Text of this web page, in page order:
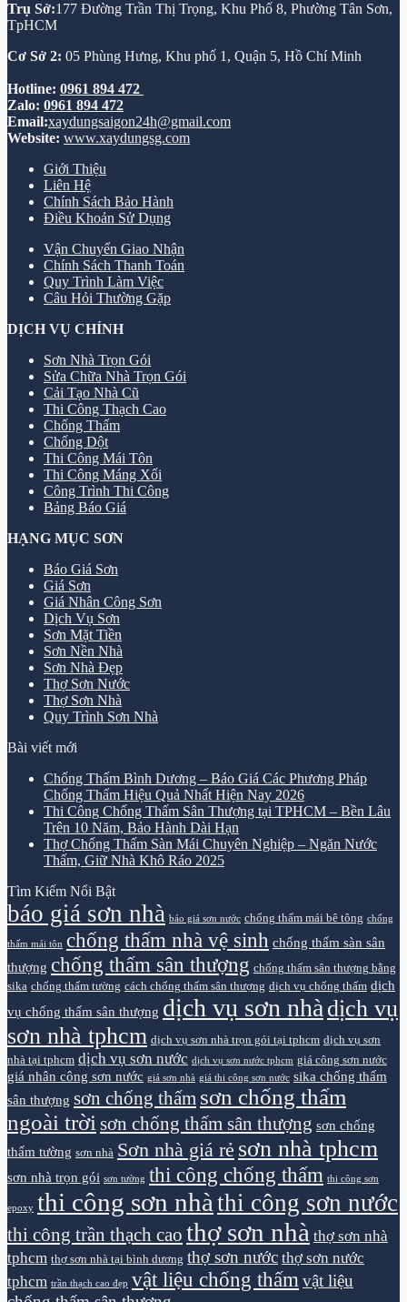
Trụ Sở:177 Đường Trần Thị Trọng, Khu Phố 8, Phường Tân Sơn,
TpHCM
Cơ Sở 2: 05 Phùng Hưng, Khu phố 1, Quận 5, Hồ Chí Minh
Hotline: 0961 894 472
Zalo: 0961 894 472
Email:xaydungsaigon24h@gmail.com
Website: www.xaydungsg.com
Giới Thiệu
Liên Hệ
Chính Sách Bảo Hành
Điều Khoản Sử Dụng
Vận Chuyển Giao Nhận
Chính Sách Thanh Toán
Quy Trình Làm Việc
Câu Hỏi Thường Gặp
DỊCH VỤ CHÍNH
Sơn Nhà Trọn Gói
Sửa Chữa Nhà Trọn Gói
Cải Tạo Nhà Cũ
Thi Công Thạch Cao
Chống Thấm
Chống Dột
Thi Công Mái Tôn
Thi Công Máng Xối
Công Trình Thi Công
Bảng Báo Giá
HẠNG MỤC SƠN
Báo Giá Sơn
Giá Sơn
Giá Nhân Công Sơn
Dịch Vụ Sơn
Sơn Mặt Tiền
Sơn Nền Nhà
Sơn Nhà Đẹp
Thợ Sơn Nước
Thợ Sơn Nhà
Quy Trình Sơn Nhà
Bài viết mới
Chống Thấm Bình Dương – Báo Giá Các Phương Pháp
Chống Thấm Hiệu Quả Nhất Hiện Nay 2026
Thi Công Chống Thấm Sân Thượng tại TPHCM – Bền Lâu
Trên 10 Năm, Bảo Hành Dài Hạn
Thợ Chống Thấm Sàn Mái Chuyên Nghiệp – Ngăn Nước
Thấm, Giữ Nhà Khô Ráo 2025
Tìm Kiếm Nổi Bật
báo giá sơn nhà báo giá sơn nước chống thấm mái bê tông chống
thấm mái tôn chống thấm nhà vệ sinh chống thấm sàn sân
thượng chống thấm sân thượng chống thấm sân thượng bằng
sika chống thấm tường cách chống thấm sân thượng dịch vụ chống thấm dịch
vụ chống thấm sân thượng dịch vụ sơn nhà dịch vụ
sơn nhà tphcm dịch vụ sơn nhà trọn gói tại tphcm dịch vụ sơn
nhà tại tphcm dịch vụ sơn nước dịch vụ sơn nước tphcm giá công sơn nước
giá nhân công sơn nước giá sơn nhà giá thi công sơn nước sika chống thấm
sân thượng sơn chống thấm sơn chống thấm
ngoài trời sơn chống thấm sân thượng sơn chống
thấm tường sơn nhà Sơn nhà giá rẻ sơn nhà tphcm
sơn nhà trọn gói sơn tường thi công chống thấm thi công sơn
epoxy thi công sơn nhà thi công sơn nước
thi công trần thạch cao thợ sơn nhà thợ sơn nhà
tphcm thợ sơn nhà tại bình dương thợ sơn nước thợ sơn nước
tphcm trần thạch cao đẹp vật liệu chống thấm vật liệu